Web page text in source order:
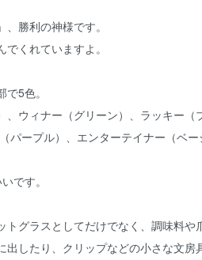
勝利の神様です。
くれていますよ。
5色。
、ウィナー（グリーン）、ラッキー（
パープル）、エンターテイナー（ベー
です。
トグラスとしてだけでなく、調味料や
出したり、クリップなどの小さな文房